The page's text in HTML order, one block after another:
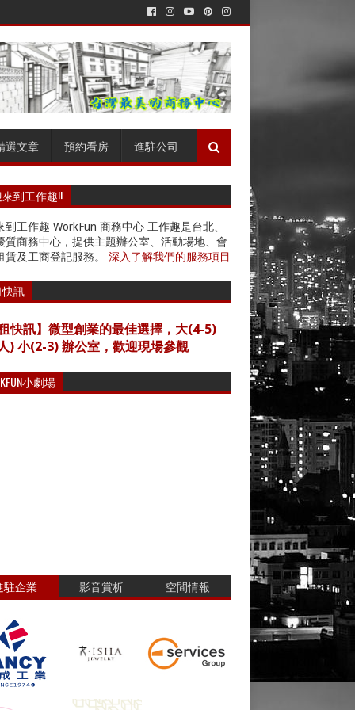
選文章 預約看房 進駐公司
到工作趣!!
到工作趣 WorkFun 商務中心 工作趣是台北、
質商務中心，提供主題辦公室、活動場地、會
賃及工商登記服務。 深入了解我們的服務項目
訊
快訊】微型創業的最佳選擇，大(4-5)
) 小(2-3) 辦公室，歡迎現場參觀
小劇場
駐企業 影音賞析 空間情報